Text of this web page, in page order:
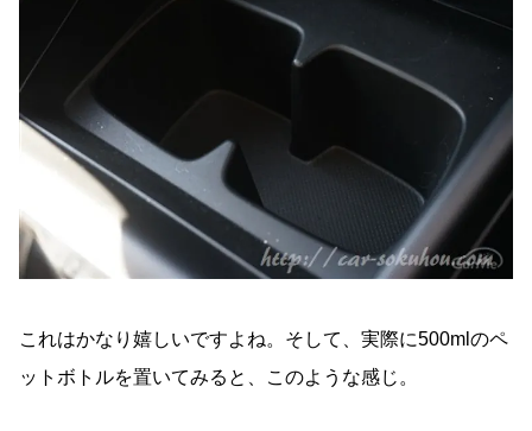
これはかなり嬉しいですよね。そして、実際に500mlのペ
ットボトルを置いてみると、このような感じ。